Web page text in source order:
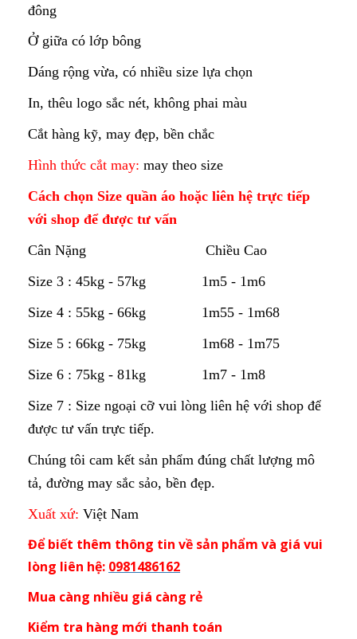
đông
Ở giữa có lớp bông
Dáng rộng vừa, có nhiều size lựa chọn
In, thêu logo sắc nét, không phai màu
Cắt hàng kỹ, may đẹp, bền chắc
Hình thức cắt may: may theo size
Cách chọn Size quần áo hoặc liên hệ trực tiếp
với shop để được tư vấn
Cân Nặng Chiều Cao
Size 3 : 45kg - 57kg 1m5 - 1m6
Size 4 : 55kg - 66kg 1m55 - 1m68
Size 5 : 66kg - 75kg 1m68 - 1m75
Size 6 : 75kg - 81kg 1m7 - 1m8
Size 7 : Size ngoại cỡ vui lòng liên hệ với shop để
được tư vấn trực tiếp.
Chúng tôi cam kết sản phẩm đúng chất lượng mô
tả, đường may sắc sảo, bền đẹp.
Xuất xứ: Việt Nam
Để biết thêm thông tin về sản phẩm và giá vui
lòng liên hệ: 0981486162
Mua càng nhiều giá càng rẻ
Kiểm tra hàng mới thanh toán